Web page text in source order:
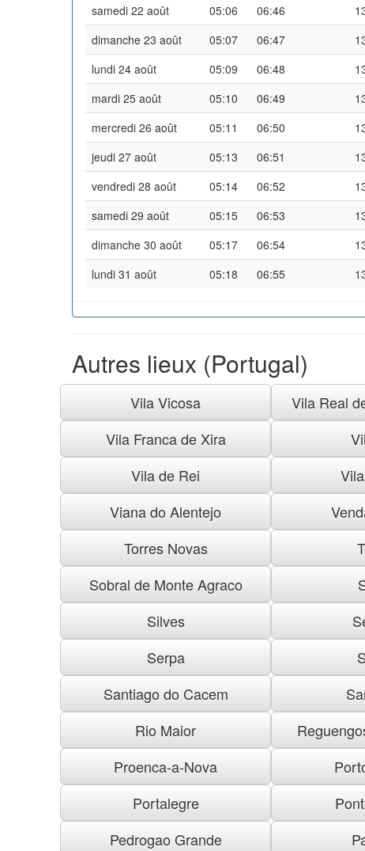
samedi 22 août
05:06 06:46
dimanche 23 août
05:07 06:47
lundi 24 août
05:09 06:48
mardi 25 août
05:10 06:49
mercredi 26 août
05:11 06:50
jeudi 27 août
05:13 06:51
vendredi 28 août
05:14 06:52
samedi 29 août
05:15 06:53
dimanche 30 août
05:17 06:54
lundi 31 août
05:18 06:55
Autres lieux (Portugal)
Vila Vicosa Vila Real
Vila Franca de Xira
Vila de Rei
Viana do Alentejo
Torres Novas
Sobral de Monte Agraco
Silves
Serpa
Santiago do Cacem
Rio Maior
Proenca-a-Nova
Portalegre
Pedrogao Grande